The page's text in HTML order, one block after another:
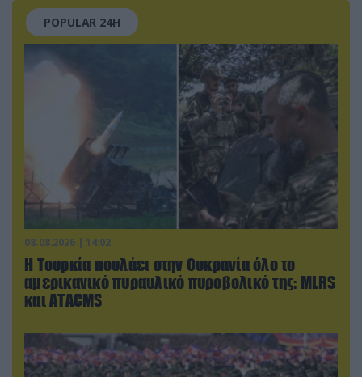
POPULAR 24H
08.08.2026 | 14:02
Η Τουρκία πουλάει στην Ουκρανία όλο το
αμερικανικό πυραυλικό πυροβολικό της: MLRS
και ΑΤΑCMS